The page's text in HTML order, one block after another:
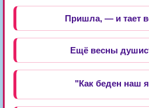
Пришла, — и тает
Ещё весны
"Как беден наш